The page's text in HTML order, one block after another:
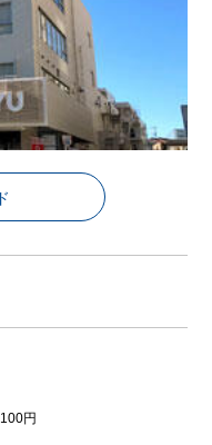
円